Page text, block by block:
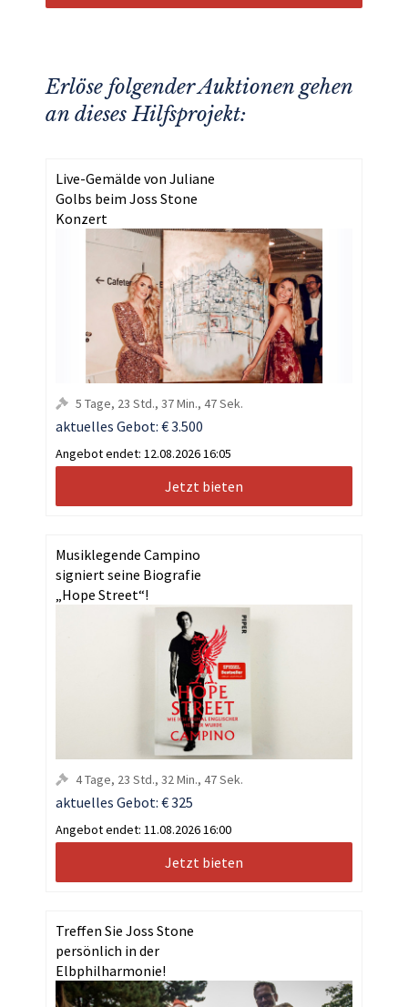
Erlöse folgender Auktionen gehen
an dieses Hilfsprojekt:
Live-Gemälde von Juliane
Golbs beim Joss Stone
Konzert
5 Tage, 23 Std., 37Min., 46Sek.
aktuelles Gebot: € 3.500
Angebot endet: 12.08.2026 16:05
Jetzt bieten
Musiklegende Campino
signiert seine Biografie
„Hope Street“!
4Tage, 23 Std., 32Min., 46Sek.
aktuelles Gebot: € 325
Angebot endet: 11.08.2026 16:00
Jetzt bieten
Treffen Sie Joss Stone
persönlich in der
Elbphilharmonie!